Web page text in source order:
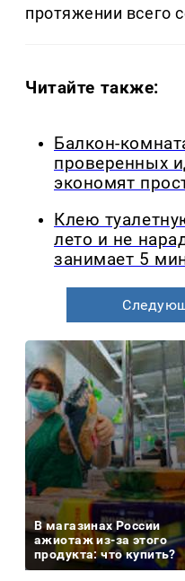
протяжении всего
Читайте также:
Балкон-
проверенных
экономят
Клею
лето и не
занимает 5
В магазинах России
ажиотаж из-за этого
продукта: что купить?